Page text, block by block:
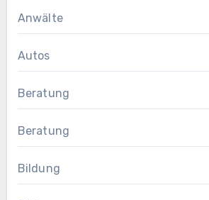
Anwälte
Autos
Beratung
Beratung
Bildung